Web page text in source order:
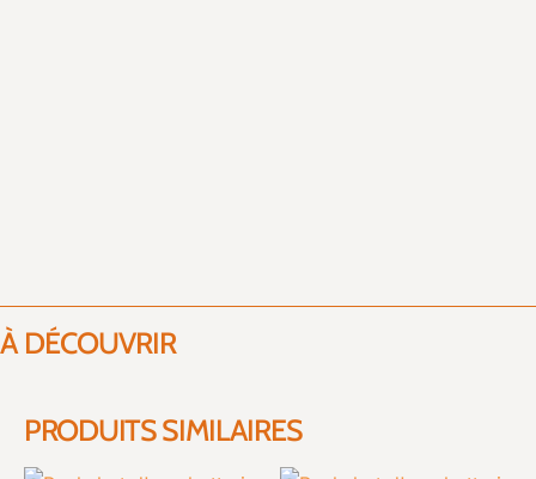
À DÉCOUVRIR
PRODUITS SIMILAIRES